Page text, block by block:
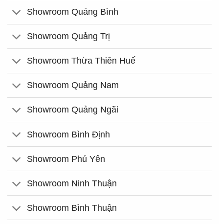
Showroom Quảng Bình
Showroom Quảng Trị
Showroom Thừa Thiên Huế
Showroom Quảng Nam
Showroom Quảng Ngãi
Showroom Bình Định
Showroom Phú Yên
Showroom Ninh Thuận
Showroom Bình Thuận